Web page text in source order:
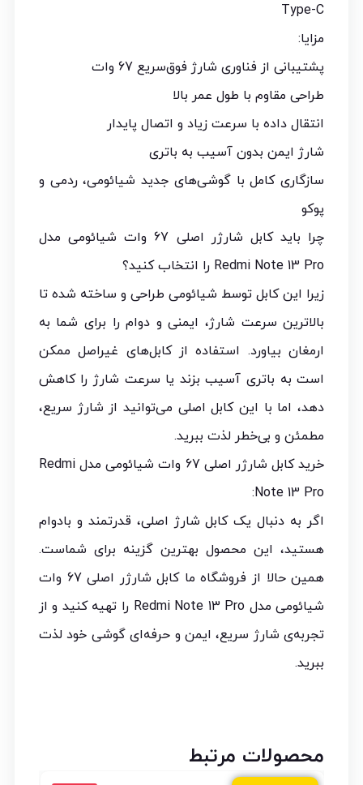
Type-C
مزایا:
پشتیبانی از فناوری شارژ فوق‌سریع 67 وات
طراحی مقاوم با طول عمر بالا
انتقال داده با سرعت زیاد و اتصال پایدار
شارژ ایمن بدون آسیب به باتری
سازگاری کامل با گوشی‌های جدید شیائومی، ردمی و
پوکو
چرا باید کابل شارژر اصلی 67 وات شیائومی مدل
Redmi Note 13 Pro را انتخاب کنید؟
زیرا این کابل توسط شیائومی طراحی و ساخته شده تا
بالاترین سرعت شارژ، ایمنی و دوام را برای شما به
ارمغان بیاورد. استفاده از کابل‌های غیراصل ممکن
است به باتری آسیب بزند یا سرعت شارژ را کاهش
دهد، اما با این کابل اصلی می‌توانید از شارژ سریع،
مطمئن و بی‌خطر لذت ببرید.
خرید کابل شارژر اصلی 67 وات شیائومی مدل Redmi
Note 13 Pro:
اگر به دنبال یک کابل شارژ اصلی، قدرتمند و بادوام
هستید، این محصول بهترین گزینه برای شماست.
همین حالا از فروشگاه ما کابل شارژر اصلی 67 وات
شیائومی مدل Redmi Note 13 Pro را تهیه کنید و از
تجربه‌ی شارژ سریع، ایمن و حرفه‌ای گوشی خود لذت
ببرید.
محصولات مرتبط